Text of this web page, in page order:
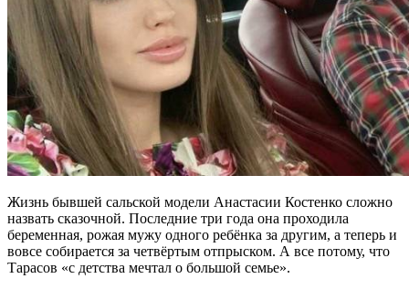
Жизнь бывшей сальской модели Анастасии Костенко сложно
назвать сказочной. Последние три года она проходила
беременная, рожая мужу одного ребёнка за другим, а теперь и
вовсе собирается за четвёртым отпрыском. А все потому, что
Тарасов «с детства мечтал о большой семье».